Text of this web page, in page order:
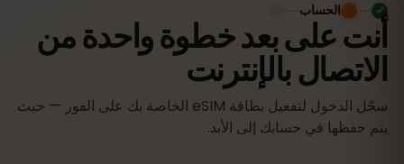
أنت على بعد خطوة واحدة من
الاتصال بالإنترنت
سجّل الدخول لتفعيل بطاقة eSIM الخاصة بك على الفور — حيث
يتم حفظها في حسابك إلى الأبد.
الحساب